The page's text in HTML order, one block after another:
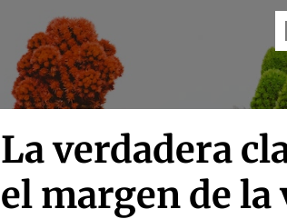
La verdadera
el margen de